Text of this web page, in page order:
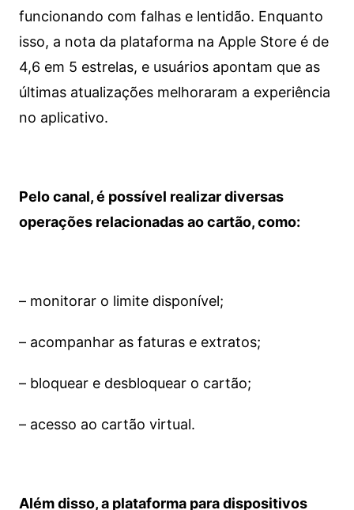
funcionando com falhas e lentidão. Enquanto
isso, a nota da plataforma na Apple Store é de
4,6 em 5 estrelas, e usuários apontam que as
últimas atualizações melhoraram a experiência
no aplicativo.
Pelo canal, é possível realizar diversas
operações relacionadas ao cartão, como:
– monitorar o limite disponível;
– acompanhar as faturas e extratos;
– bloquear e desbloquear o cartão;
– acesso ao cartão virtual.
Além disso, a plataforma para dispositivos